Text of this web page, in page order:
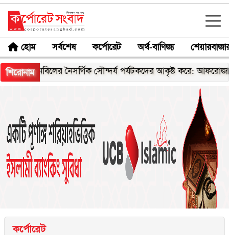
হোম সর্বশেষ কর্পোরেট অর্থ-বাণিজ্য
শিরোনামনৈসর্গিক সৌন্দর্য পর্যটকদের আকৃষ্ট করে: আফরোজা খানম রিতা
কর্পোরেট